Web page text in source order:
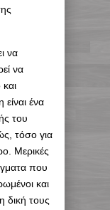
να
να
ένα
του
τόσο για
Μερικές
που
και
δική τους